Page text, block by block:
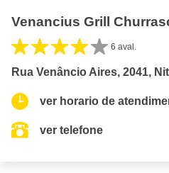
Venancius Grill
6 aval.
Rua Venâncio Aires, 2041,
ver horario de
ver telefone